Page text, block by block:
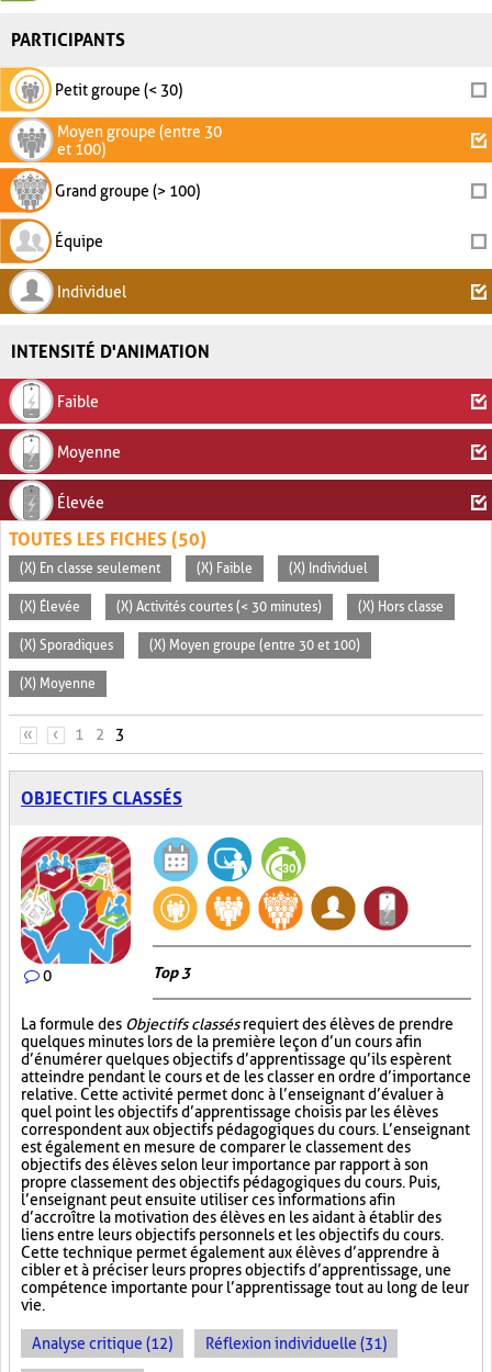
PARTICIPANTS
Petit groupe (< 30)
Moyen groupe (entre 30
et 100)
Grand groupe (> 100)
Équipe
Individuel
INTENSITÉ D'ANIMATION
Faible
Moyenne
Élevée
TOUTES LES FICHES (50)
(X) En classe seulement (X) Faible (X) Individuel
(X) Élevée (X) Activités courtes (< 30 minutes) (X) Hors classe
(X) Sporadiques (X) Moyen groupe (entre 30 et 100)
(X) Moyenne
PAGES
« ‹ 1 2 3
OBJECTIFS CLASSÉS
0 Top 3
La formule des Objectifs classésrequiert des élèves de prendre
quelques minutes lors de la première leçon d’un cours afin
d’énumérer quelques objectifs d’apprentissage qu’ils espèrent
atteindre pendant le cours et de les classer en ordre d’importance
relative. Cette activité permet donc à l’enseignant d’évaluer à
quel point les objectifs d’apprentissage choisis par les élèves
correspondent aux objectifs pédagogiques du cours. L’enseignant
est également en mesure de comparer le classement des
objectifs des élèves selon leur importance par rapport à son
propre classement des objectifs pédagogiques du cours. Puis,
l’enseignant peut ensuite utiliser ces informations afin
d’accroître la motivation des élèves en les aidant à établir des
liens entre leurs objectifs personnels et les objectifs du cours.
Cette technique permet également aux élèves d’apprendre à
cibler et à préciser leurs propres objectifs d’apprentissage, une
compétence importante pour l’apprentissage tout au long de leur
vie.
Analyse critique (12) Réflexion individuelle (31)